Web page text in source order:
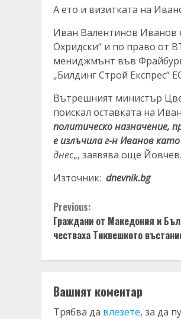
А ето и визитката на
Иван Валентинов Иванов
Охридски“ и по право от
мениджмънт във
„Билдинг Строй
Вътрешният министър
поискал оставката на
политическо назначение,
е излъчила г-н Иванов
днес„, заявява още Йовчев.
Източник: dnevnik.bg
Continue
Reading
Previous:
Граждани от Македония и
честваха Тиквешкото
Вашият коментар
Трябва да влезете, за да